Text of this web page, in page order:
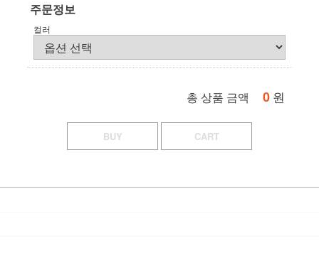
주문정보
컬러
총 상품 금액 0 원
BUY CART